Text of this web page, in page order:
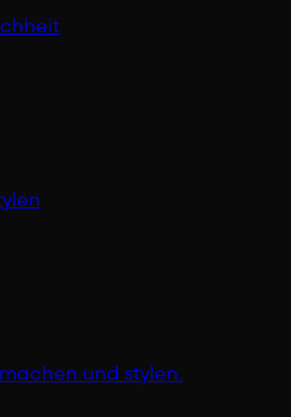
und stylen.